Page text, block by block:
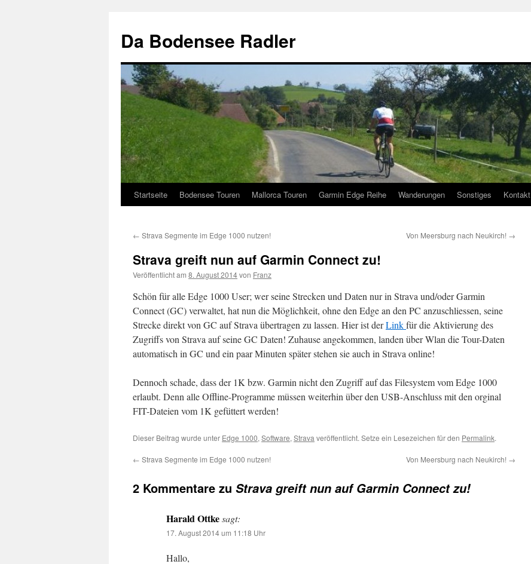
springen
Da Bodensee Radler
Startseite Bodensee Touren Mallorca Touren Garmin Edge Reihe Wanderungen Sonstiges Kontakt
← Strava Segmente im Edge 1000 nutzen! Von Meersburg nach Neukirch! →
Strava greift nun auf Garmin Connect zu!
Veröffentlicht am 8. August 2014von Franz
Schön für alle Edge 1000 User; wer seine Strecken und Daten nur in Strava und/oder Garmin
Connect (GC) verwaltet, hat nun die Möglichkeit, ohne den Edge an den PC anzuschliessen, seine
Strecke direkt von GC auf Strava übertragen zu lassen. Hier ist derLinkfür die Aktivierung des
Zugriffs von Strava auf seine GC Daten! Zuhause angekommen, landen über Wlan die Tour-Daten
automatisch in GC und ein paar Minuten später stehen sie auch in Strava online!
Dennoch schade, dass der 1K bzw. Garmin nicht den Zugriff auf das Filesystem vom Edge 1000
erlaubt. Denn alle Offline-Programme müssen weiterhin über den USB-Anschluss mit den orginal
FIT-Dateien vom 1K gefüttert werden!
Dieser Beitrag wurde unter Edge 1000, Software, Strava veröffentlicht. Setze ein Lesezeichen für den Permalink.
← Strava Segmente im Edge 1000 nutzen! Von Meersburg nach Neukirch! →
2 Kommentare zu Strava greift nun auf Garmin Connect zu!
Harald Ottkesagt:
17. August 2014 um 11:18 Uhr
Hallo,